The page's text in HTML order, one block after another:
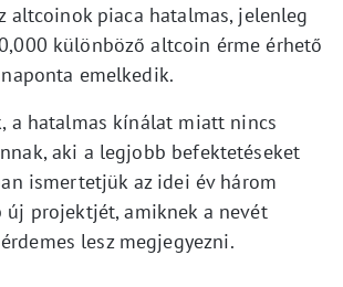
altcoinok piaca hatalmas, jelenleg
különböző altcoin érme érhető
emelkedik.
a hatalmas kínálat miatt nincs
aki a legjobb befektetéseket
ismertetjük az idei év három
új projektjét, amiknek a nevét
lesz megjegyezni.